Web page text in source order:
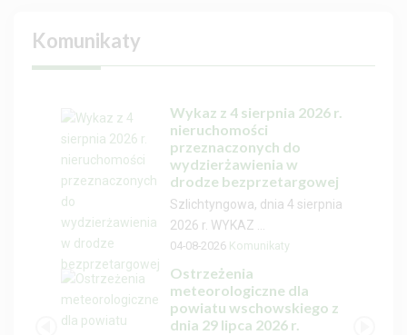
Komunikaty
Wykaz z 4 sierpnia 2026 r.
nieruchomości
przeznaczonych do
wydzierżawienia w
drodze bezprzetargowej
Szlichtyngowa, dnia 4 sierpnia
2026 r. WYKAZ ...
04-08-2026 Komunikaty
Ostrzeżenia
meteorologiczne dla
powiatu wschowskiego z
dnia 29 lipca 2026 r.